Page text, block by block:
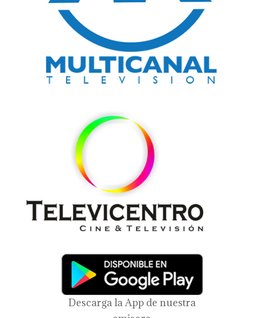
Descarga la App de nuestra